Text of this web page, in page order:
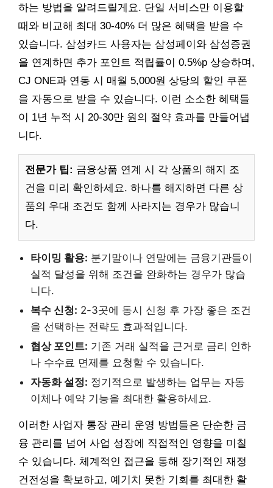
하는 방법을 알려드릴게요. 단일 서비스만 이용할
때와 비교해 최대 30-40% 더 많은 혜택을 받을 수
있습니다. 삼성카드 사용자는 삼성페이와 삼성증권
을 연계하면 추가 포인트 적립률이 0.5%p 상승하며,
CJ ONE과 연동 시 매월 5,000원 상당의 할인 쿠폰
을 자동으로 받을 수 있습니다. 이런 소소한 혜택들
이 1년 누적 시 20-30만 원의 절약 효과를 만들어냅
니다.
전문가 팁: 금융상품 연계 시 각 상품의 해지 조
건을 미리 확인하세요. 하나를 해지하면 다른 상
품의 우대 조건도 함께 사라지는 경우가 많습니
다.
타이밍 활용: 분기말이나 연말에는 금융기관들이
실적 달성을 위해 조건을 완화하는 경우가 많습
니다.
복수 신청: 2-3곳에 동시 신청 후 가장 좋은 조건
을 선택하는 전략도 효과적입니다.
협상 포인트: 기존 거래 실적을 근거로 금리 인하
나 수수료 면제를 요청할 수 있습니다.
자동화 설정: 정기적으로 발생하는 업무는 자동
이체나 예약 기능을 최대한 활용하세요.
이러한 사업자 통장 관리 운영 방법들은 단순한 금
융 관리를 넘어 사업 성장에 직접적인 영향을 미칠
수 있습니다. 체계적인 접근을 통해 장기적인 재정
건전성을 확보하고, 예기치 못한 기회를 최대한 활